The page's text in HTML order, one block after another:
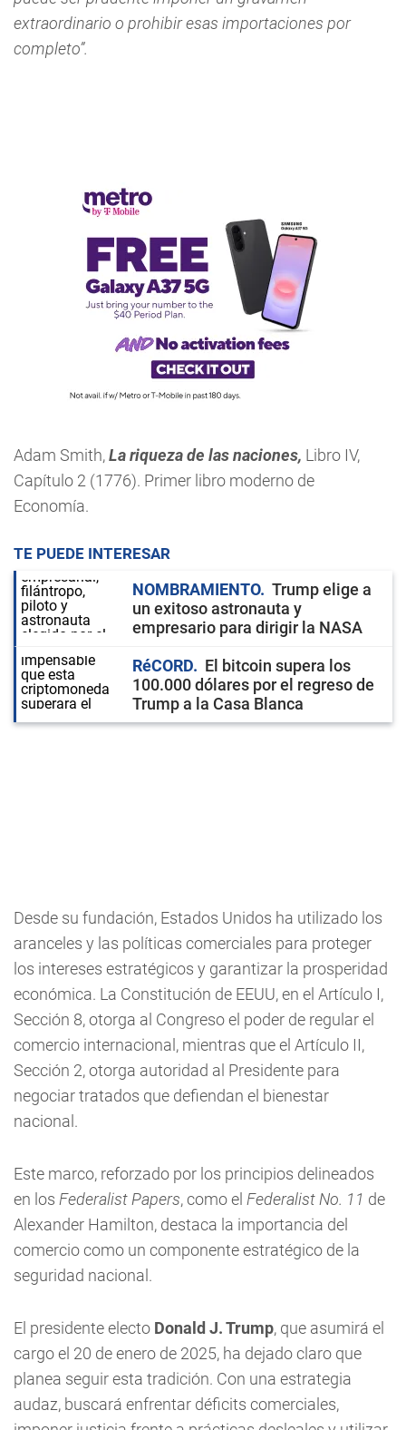
extraordinario o prohibir esas importaciones por
completo”.
Adam Smith,La riqueza de las naciones, Libro IV,
Capítulo 2 (1776). Primer libro moderno de
Economía.
TE PUEDE INTERESAR
NOMBRAMIENTO
Trump elige a
un exitoso astronauta y
empresario para dirigir la NASA
RéCORD
El bitcoin supera los
100.000 dólares por el regreso de
Trump a la Casa Blanca
Desde su fundación, Estados Unidos ha utilizado los
aranceles y las políticas comerciales para proteger
los intereses estratégicos y garantizar la prosperidad
económica. La Constitución de EEUU, en el Artículo I,
Sección 8, otorga al Congreso el poder de regular el
comercio internacional, mientras que el Artículo II,
Sección 2, otorga autoridad al Presidente para
negociar tratados que defiendan el bienestar
nacional.
Este marco, reforzado por los principios delineados
en los Federalist Papers, como el Federalist No. 11 de
Alexander Hamilton, destaca la importancia del
comercio como un componente estratégico de la
seguridad nacional.
El presidente electo Donald J. Trump, que asumirá el
cargo el 20 de enero de 2025, ha dejado claro que
planea seguir esta tradición. Con una estrategia
audaz, buscará enfrentar déficits comerciales,